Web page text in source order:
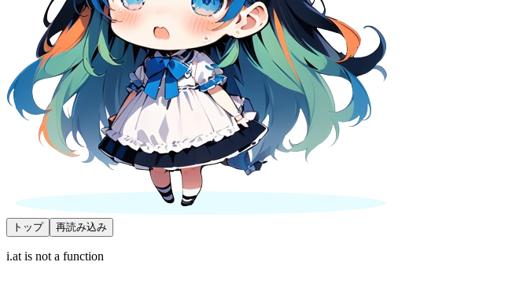
トップ 再読み込み
i.at is not a function